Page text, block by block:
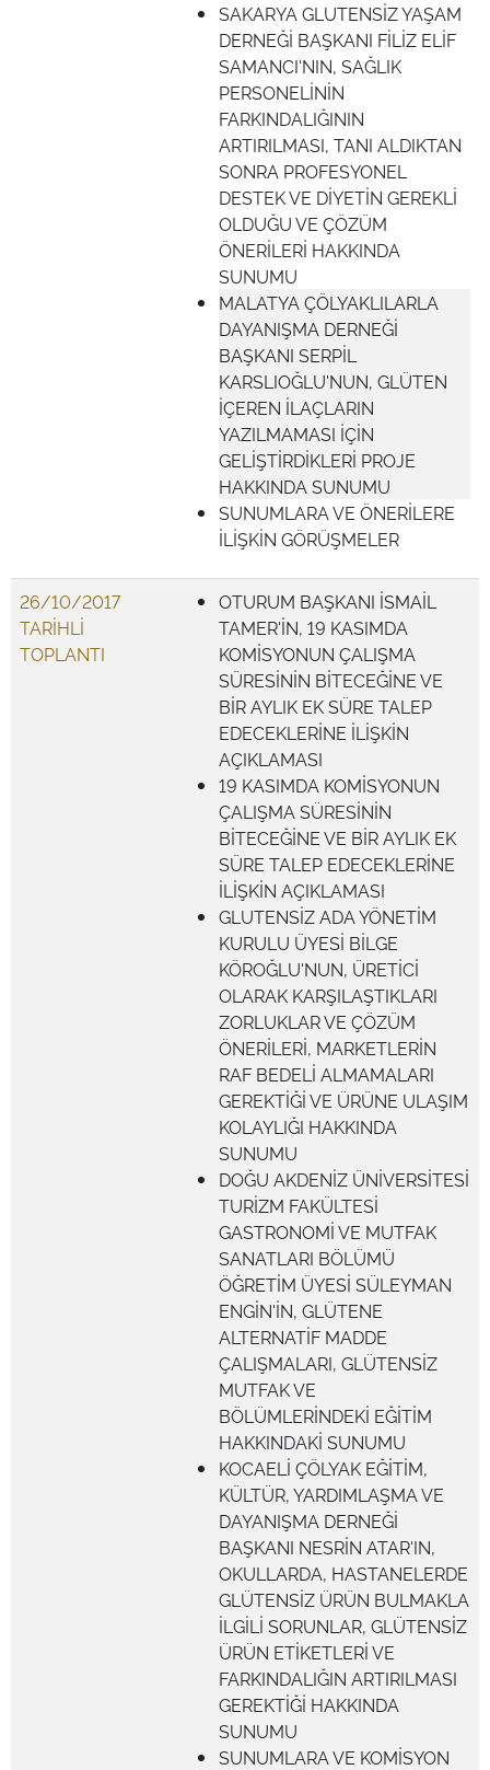
SAKARYA GLUTENSİZ YAŞAM
DERNEĞİ BAŞKANI FİLİZ ELİF
SAMANCI'NIN, SAĞLIK
PERSONELİNİN
FARKINDALIĞININ
ARTIRILMASI, TANI ALDIKTAN
SONRA PROFESYONEL
DESTEK VE DİYETİN GEREKLİ
OLDUĞU VE ÇÖZÜM
ÖNERİLERİ HAKKINDA
SUNUMU
MALATYA ÇÖLYAKLILARLA
DAYANIŞMA DERNEĞİ
BAŞKANI SERPİL
KARSLIOĞLU'NUN, GLÜTEN
İÇEREN İLAÇLARIN
YAZILMAMASI İÇİN
GELİŞTİRDİKLERİ PROJE
HAKKINDA SUNUMU
SUNUMLARA VE ÖNERİLERE
İLİŞKİN GÖRÜŞMELER
26/10/2017
TARİHLİ
TOPLANTI
OTURUM BAŞKANI İSMAİL
TAMER'İN, 19 KASIMDA
KOMİSYONUN ÇALIŞMA
SÜRESİNİN BİTECEĞİNE VE
BİR AYLIK EK SÜRE TALEP
EDECEKLERİNE İLİŞKİN
AÇIKLAMASI
19 KASIMDA KOMİSYONUN
ÇALIŞMA SÜRESİNİN
BİTECEĞİNE VE BİR AYLIK EK
SÜRE TALEP EDECEKLERİNE
İLİŞKİN AÇIKLAMASI
GLUTENSİZ ADA YÖNETİM
KURULU ÜYESİ BİLGE
KÖROĞLU'NUN, ÜRETİCİ
OLARAK KARŞILAŞTIKLARI
ZORLUKLAR VE ÇÖZÜM
ÖNERİLERİ, MARKETLERİN
RAF BEDELİ ALMAMALARI
GEREKTİĞİ VE ÜRÜNE ULAŞIM
KOLAYLIĞI HAKKINDA
SUNUMU
DOĞU AKDENİZ ÜNİVERSİTESİ
TURİZM FAKÜLTESİ
GASTRONOMİ VE MUTFAK
SANATLARI BÖLÜMÜ
ÖĞRETİM ÜYESİ SÜLEYMAN
ENGİN'İN, GLÜTENE
ALTERNATİF MADDE
ÇALIŞMALARI, GLÜTENSİZ
MUTFAK VE
BÖLÜMLERİNDEKİ EĞİTİM
HAKKINDAKİ SUNUMU
KOCAELİ ÇÖLYAK EĞİTİM,
KÜLTÜR, YARDIMLAŞMA VE
DAYANIŞMA DERNEĞİ
BAŞKANI NESRİN ATAR'IN,
OKULLARDA, HASTANELERDE
GLÜTENSİZ ÜRÜN BULMAKLA
İLGİLİ SORUNLAR, GLÜTENSİZ
ÜRÜN ETİKETLERİ VE
FARKINDALIĞIN ARTIRILMASI
GEREKTİĞİ HAKKINDA
SUNUMU
SUNUMLARA VE KOMİSYON